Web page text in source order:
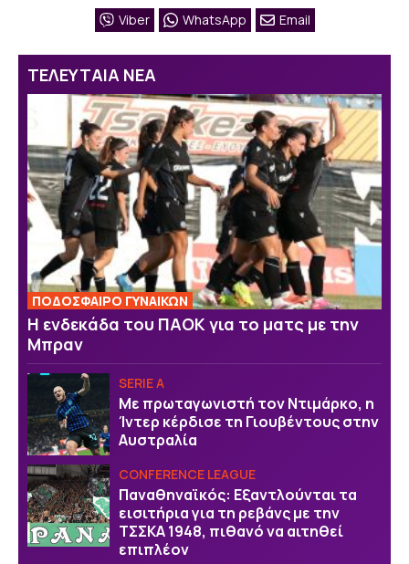
Viber WhatsApp Email
ΤΕΛΕΥΤΑΙΑ ΝΕΑ
ΠΟΔΟΣΦΑΙΡΟ ΓΥΝΑΙΚΩΝ
Η ενδεκάδα του ΠΑΟΚ για το ματς με την
Μπραν
SERIE A
Με πρωταγωνιστή τον Ντιμάρκο, η
Ίντερ κέρδισε τη Γιουβέντους στην
Αυστραλία
CONFERENCE LEAGUE
Παναθηναϊκός: Εξαντλούνται τα
εισιτήρια για τη ρεβάνς με την
ΤΣΣΚΑ 1948, πιθανό να αιτηθεί
επιπλέον